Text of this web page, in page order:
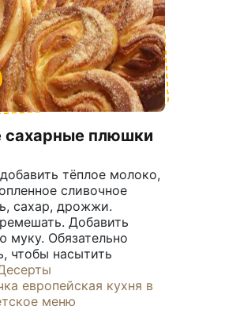
сахарные плюшки
тёплое молоко,
сливочное
сахар, дрожжи.
Добавить
муку. Обязательно
чтобы насытить
европейская кухня в
меню